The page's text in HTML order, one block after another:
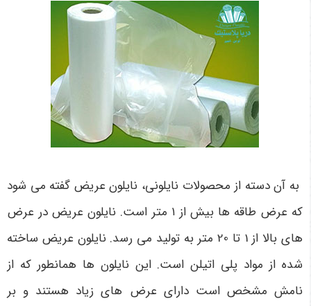
به آن دسته از محصولات نایلونی، نایلون عریض گفته می شود
که عرض طاقه ها بیش از ۱ متر است. نایلون عریض در عرض
های بالا از 1 تا 20 متر به تولید می رسد. نایلون عریض ساخته
شده از مواد پلی اتیلن است. این نایلون ها همانطور که از
نامش مشخص است دارای عرض های زیاد هستند و بر